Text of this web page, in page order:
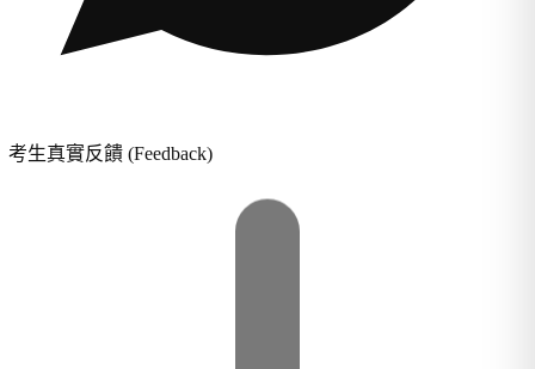
考生真實反饋 (Feedback)